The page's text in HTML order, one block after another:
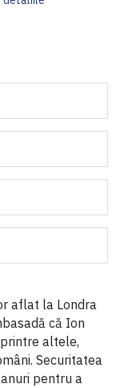
aflat la Londra
că Ion
altele,
Securitatea
pentru a